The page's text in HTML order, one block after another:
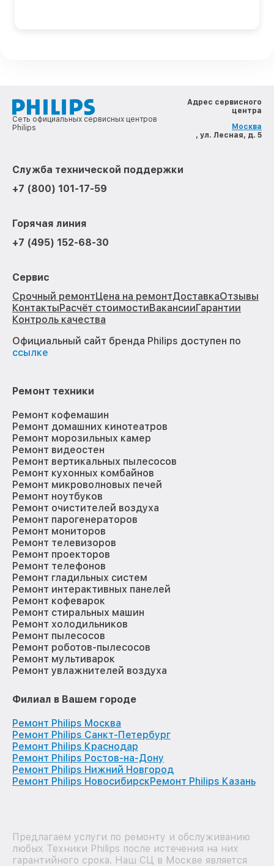
Сеть официальных сервисных центров
Philips
Адрес сервисного
центра
Москва
, ул. Лесная, д. 5
Служба технической поддержки
+7 (800) 101-17-59
Горячая линия
+7 (495) 152-68-30
Сервис
Срочный ремонтЦена на ремонтДоставкаОтзывы
КонтактыРасчёт стоимостиВакансииГарантии
Контроль качества
Официальный сайт бренда Philips доступен по
ссылке
Ремонт техники
Ремонт кофемашин
Ремонт домашних кинотеатров
Ремонт морозильных камер
Ремонт видеостен
Ремонт вертикальных пылесосов
Ремонт кухонных комбайнов
Ремонт микроволновых печей
Ремонт ноутбуков
Ремонт очистителей воздуха
Ремонт парогенераторов
Ремонт мониторов
Ремонт телевизоров
Ремонт проекторов
Ремонт телефонов
Ремонт гладильных систем
Ремонт интерактивных панелей
Ремонт кофеварок
Ремонт стиральных машин
Ремонт холодильников
Ремонт пылесосов
Ремонт роботов-пылесосов
Ремонт мультиварок
Ремонт увлажнителей воздуха
Филиал в Вашем городе
Ремонт Philips Москва
Ремонт Philips Санкт-Петербург
Ремонт Philips Краснодар
Ремонт Philips Ростов-на-Дону
Ремонт Philips Нижний Новгород
Ремонт Philips НовосибирскРемонт Philips Казань
Предлагаем услуги по ремонту и обслуживанию
любых Техники Philips после истечения на них
гарантийного срока. Наш СЦ в Москве является